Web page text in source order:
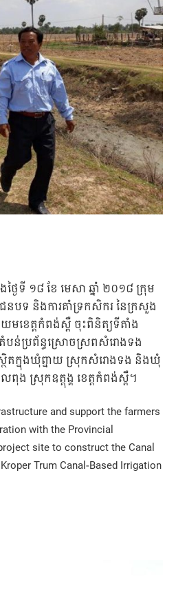
ៃទី ១៨ ខែ មេសា ឆ្នាំ ២០១៨ ក្រុម
ជនបទ និងការគាំទ្រកសិករ នៃក្រសួង
េត្តកំពង់ស្ពឺ ចុះពិនិត្យទីតាំង
បន់ប្រព័ន្ធស្រោចស្រពសំរោងទង
តក្នុងឃុំព្នាយ ស្រុកសំរោងទង និងឃុំ
ពុង ស្រុកឧត្តុង្គ ខេត្តកំពង់ស្ពឺ។
and support the farmers
with the Provincial
site to construct the Canal
Trum Canal-Based Irrigation